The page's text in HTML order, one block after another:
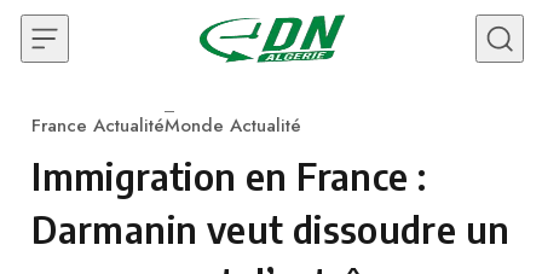
Skip to content
Category
France ActualitéMonde Actualité
Immigration en France :
Darmanin veut dissoudre un